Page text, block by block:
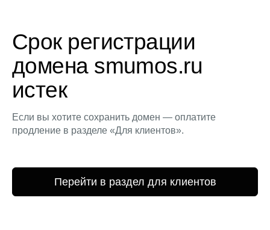
Срок регистрации
домена smumos.ru
истек
Если вы хотите сохранить домен — оплатите
продление в разделе «Для клиентов».
Перейти в раздел для клиентов